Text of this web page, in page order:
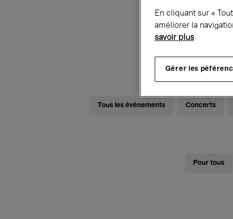
Tous les événements Concerts
Pour tous
En cliquant sur «
améliorer la
savoir plus
Gérer les